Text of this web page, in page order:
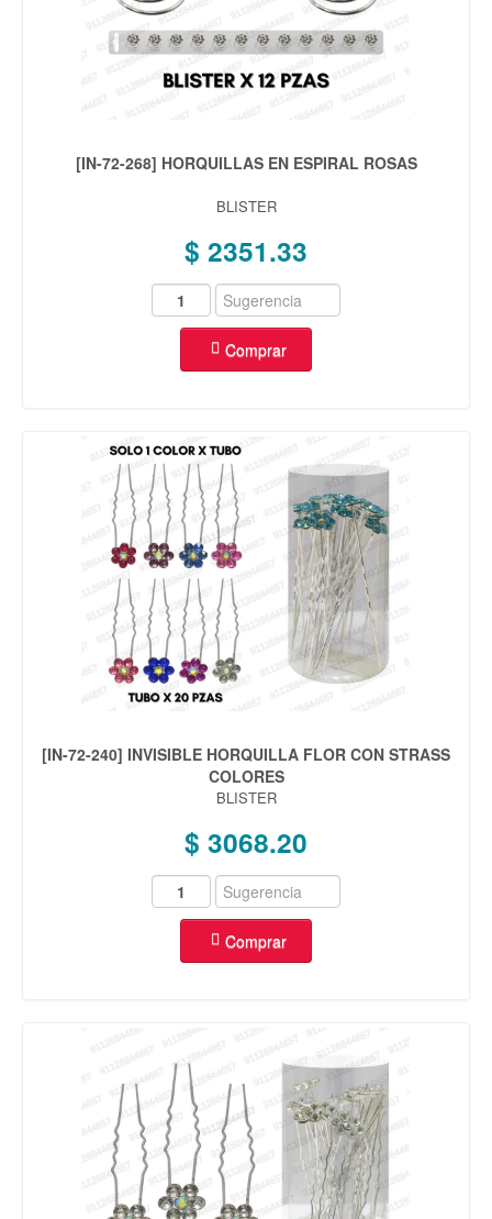
[IN-72-268] HORQUILLAS EN ESPIRAL ROSAS
BLISTER
$ 2351.33
Comprar
[IN-72-240] INVISIBLE HORQUILLA FLOR CON STRASS
COLORES
BLISTER
$ 3068.20
Comprar